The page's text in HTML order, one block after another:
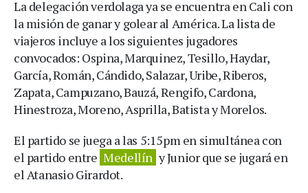
La delegación verdolaga ya se encuentra en Cali con
la misión de ganar y golear al América. La lista de
viajeros incluye a los siguientes jugadores
convocados: Ospina, Marquinez, Tesillo, Haydar,
García, Román, Cándido, Salazar, Uribe, Riberos,
Zapata, Campuzano, Bauzá, Rengifo, Cardona,
Hinestroza, Moreno, Asprilla, Batista y Morelos.
El partido se juega a las 5:15pm en simultánea con
el partido entre Medellín y Junior que se jugará en
el Atanasio Girardot.